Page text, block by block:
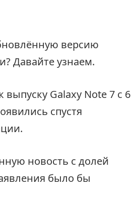
версию
Давайте узнаем.
Galaxy Note 7 с 6
спустя
новость с долей
было бы